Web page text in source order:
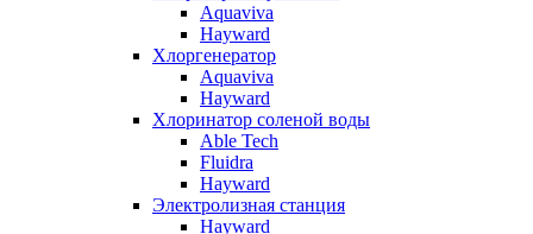
Aquaviva
Hayward
Хлоргенератор
Aquaviva
Hayward
Хлоринатор соленой воды
Able Tech
Fluidra
Hayward
Электролизная станция
Hayward